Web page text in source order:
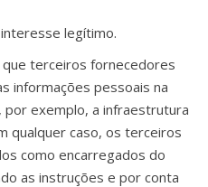
legítimo.
terceiros fornecedores
informações pessoais na
exemplo, a infraestrutura
qualquer caso, os terceiros
como encarregados do
as instruções e por conta